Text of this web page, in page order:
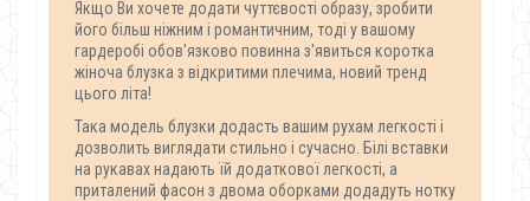
Якщо Ви хочете додати чуттєвості образу, зробити
його більш ніжним і романтичним, тоді у вашому
гардеробі обов'язково повинна з'явиться коротка
жіноча блузка з відкритими плечима, новий тренд
цього літа!
Така модель блузки додасть вашим рухам легкості і
дозволить виглядати стильно і сучасно. Білі вставки
на рукавах надають їй додаткової легкості, а
приталений фасон з двома оборками додадуть нотку